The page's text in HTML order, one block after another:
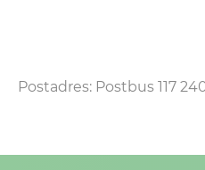
Postadres: Postbus 117